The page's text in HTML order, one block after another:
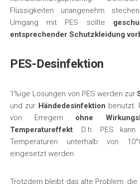
Flüssigkeiten unangenehm
Umgang mit PES sollte
entsprechender Schutzkleidung
PES-Desinfektion
1%ige Lösungen von PES werden zur
und zur Händedesinfektion benutzt.
von Erregern ohne
Temperatureffekt. D.h. PES kann
Temperaturen unterhalb von
eingesetzt werden.
Trotzdem bleibt das alte Problem: die